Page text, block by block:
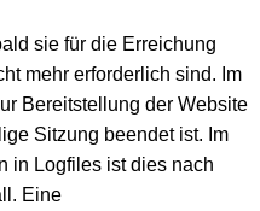
sie für die Erreichung
mehr erforderlich sind. Im
Bereitstellung der Website
Sitzung beendet ist. Im
in Logfiles ist dies nach
Eine